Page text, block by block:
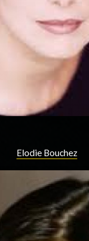
Elodie Bouchez